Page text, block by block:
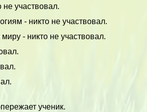
не участвовал.
- никто не участвовал.
- никто не участвовал.
ученик.